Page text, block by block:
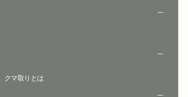
クマ取りとは